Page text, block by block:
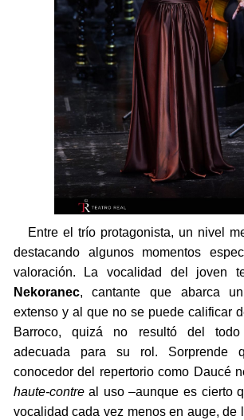
Entre el trío protagonista, un nivel
destacando algunos momentos
valoración. La vocalidad del joven
Nekoranec, cantante que abarca
extenso y al que no se puede calificar
Barroco, quizá no resultó del todo
adecuada para su rol. Sorprende
conocedor del repertorio como Daucé
haute-contreal uso –aunque es cierto
vocalidad cada vez menos en auge, de